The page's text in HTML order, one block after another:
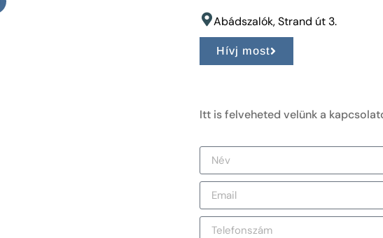
Abádszalók, Strand út 3.
Hívj most
Itt is felveheted velünk a